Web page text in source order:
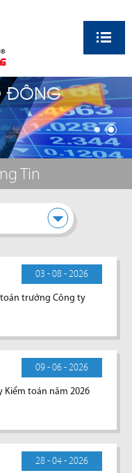
ĐÔNG
Tin
03 - 08 - 2026
toán trưởng Công ty
09 - 06 - 2026
Kiểm toán năm 2026
28 - 04 - 2026